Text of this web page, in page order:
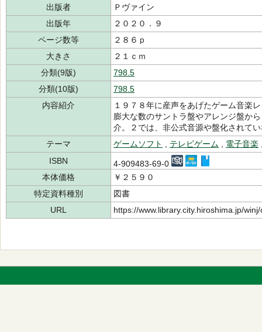
出版者
Ｐヴァイン
出版年
２０２０．９
ページ数等
２８６ｐ
大きさ
２１ｃｍ
分類(9版)
798.5
分類(10版)
798.5
内容紹介
１９７８年に産声をあげたゲーム音楽
膨大な数のサントラ盤やアレンジ盤か
介。２では、非公式音源や盤化されて
テーマ
ゲームソフト テレビゲーム 電子音楽
ISBN
4-909483-69-0
本体価格
￥２５９０
特定資料種別
図書
URL
https://www.library.city.hiroshima.jp/